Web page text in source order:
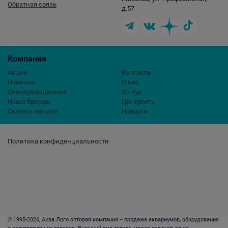
Политика конфиденциальности
Компания
Акции
Новинки
Спецпредложения
Наши бренды
Скачать каталог
Контакты
О нас
3D-тур
Где купить
Новости
Обратная связь
д.57
© 1995-2026, Аква Лого оптовая компания – продажа аквариумов, оборудования